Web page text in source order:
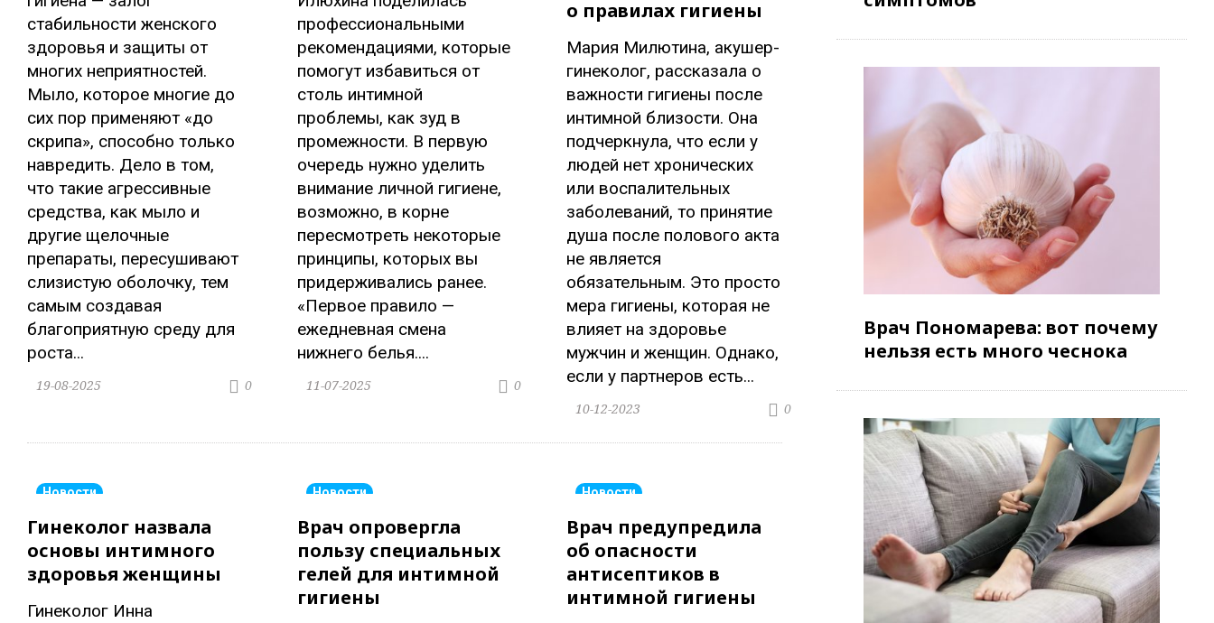
стабильности женского
здоровья и защиты от
многих неприятностей.
Мыло, которое многие до
сих пор применяют «до
скрипа», способно только
навредить. Дело в том,
что такие агрессивные
средства, как мыло и
другие щелочные
препараты, пересушивают
слизистую оболочку, тем
самым создавая
благоприятную среду для
роста...
0
19-08-2025
профессиональными
рекомендациями, которые
помогут избавиться от
столь интимной
проблемы, как зуд в
промежности. В первую
очередь нужно уделить
внимание личной гигиене,
возможно, в корне
пересмотреть некоторые
принципы, которых вы
придерживались ранее.
«Первое правило —
ежедневная смена
нижнего белья....
0
11-07-2025
о правилах гигиены
Мария Милютина, акушер-
гинеколог, рассказала о
важности гигиены после
интимной близости. Она
подчеркнула, что если у
людей нет хронических
или воспалительных
заболеваний, то принятие
душа после полового акта
не является
обязательным. Это просто
мера гигиены, которая не
влияет на здоровье
мужчин и женщин. Однако,
если у партнеров есть...
0
10-12-2023
Новости
Гинеколог назвала
основы интимного
здоровья женщины
Гинеколог Инна
Новости
Врач опровергла
пользу специальных
гелей для интимной
гигиены
Новости
Врач предупредила
об опасности
антисептиков в
интимной гигиены
Врач Пономарева: вот почему
нельзя есть много чеснока